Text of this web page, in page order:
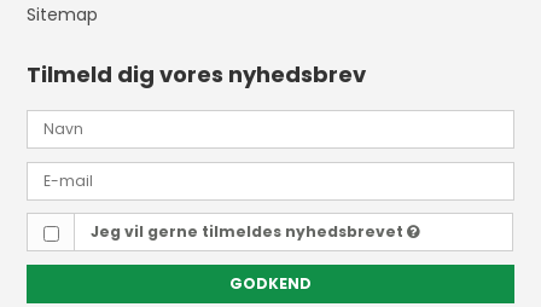
Sitemap
Tilmeld dig vores nyhedsbrev
Jeg vil gerne tilmeldes nyhedsbrevet
GODKEND